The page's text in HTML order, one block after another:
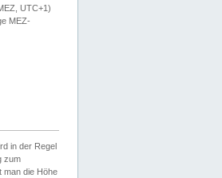
UTC+1)
MEZ-
in der Regel
zum
man die Höhe